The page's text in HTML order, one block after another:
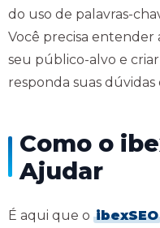
do uso de palavras-
Você precisa entender
seu público-alvo e
responda suas dúvidas
Como o
Ajudar
É aqui que o ibexSEO